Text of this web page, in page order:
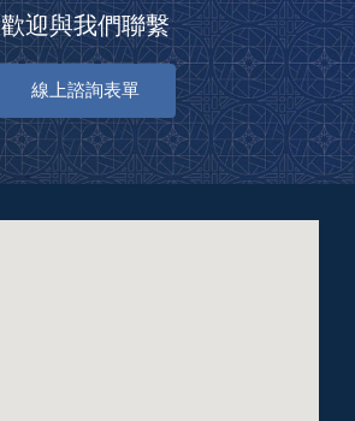
歡迎與我們聯繫
線上諮詢表單